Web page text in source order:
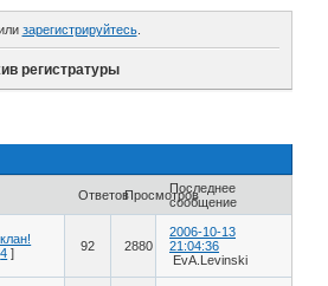
зарегистрируйтесь.
регистратуры
ОтветовПросмотровПоследнее
сообщение
4 ] 92 2880
2006-10-13
21:04:36
EvA.Levinski